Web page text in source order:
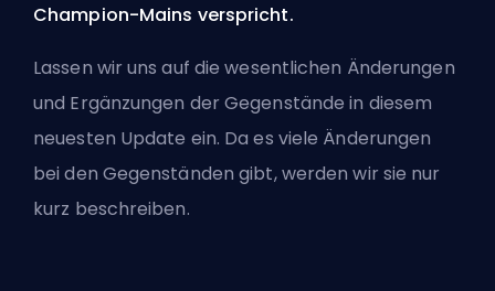
Champion-Mains verspricht.
Lassen wir uns auf die wesentlichen Änderungen
und Ergänzungen der Gegenstände in diesem
neuesten Update ein. Da es viele Änderungen
bei den Gegenständen gibt, werden wir sie nur
kurz beschreiben.